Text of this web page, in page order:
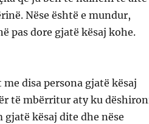
Nëse është e mundur,
pas dore gjatë kësaj kohe.
disa persona gjatë kësaj
të mbërritur aty ku
kësaj dite dhe nëse